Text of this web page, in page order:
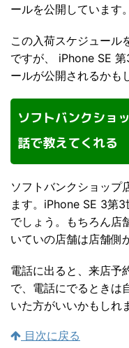
ールを公開しています。
この入荷スケジュール
ですが、 iPhone SE
ールが公開されるかも
ソフトバンクショ
話で教えてくれる
ソフトバンクショップ
ます。iPhone SE 3第
でしょう。もちろん店
いていの店舗は店舗側
電話に出ると、来店予
で、電話にでるときは
いた方がいいかもしれ
目次に戻る